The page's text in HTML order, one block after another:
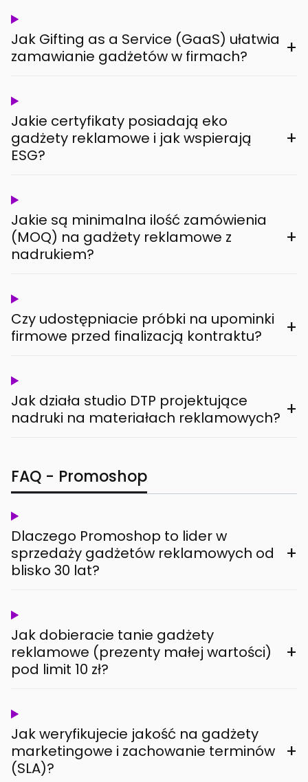
Jak Gifting as a Service (GaaS) ułatwia
zamawianie gadżetów w firmach?
+
Jakie certyfikaty posiadają eko
gadżety reklamowe i jak wspierają
ESG?
+
Jakie są minimalna ilość zamówienia
(MOQ) na gadżety reklamowe z
nadrukiem?
+
Czy udostępniacie próbki na upominki
firmowe przed finalizacją kontraktu?
+
Jak działa studio DTP projektujące
nadruki na materiałach reklamowych? +
FAQ - Promoshop
Dlaczego Promoshop to lider w
sprzedaży gadżetów reklamowych od
blisko 30 lat?
+
Jak dobieracie tanie gadżety
reklamowe (prezenty małej wartości)
pod limit 10 zł?
+
Jak weryfikujecie jakość na gadżety
marketingowe i zachowanie terminów
(SLA)?
+